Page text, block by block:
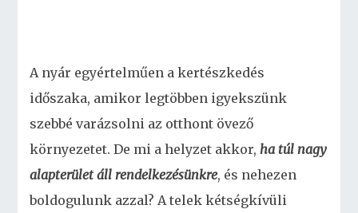
A nyár egyértelműen a kertészkedés
időszaka, amikor legtöbben igyekszünk
szebbé varázsolni az otthont övező
környezetet. De mi a helyzet akkor,ha túl nagy
alapterület áll rendelkezésünkre, és nehezen
boldogulunk azzal? A telek kétségkívüli